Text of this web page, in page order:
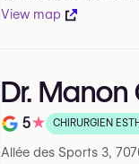
View map
Dr. Manon
Note de 5 sur 5 sur
5★ CHIRURGIEN
Allée des Sports 3,